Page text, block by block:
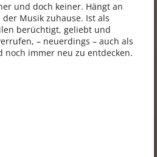
und doch keiner. Hängt an
Musik zuhause. Ist als
berüchtigt, geliebt und
– neuerdings – auch als
immer neu zu entdecken.